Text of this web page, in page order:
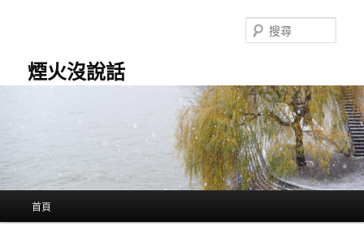
煙火沒說話
尋
首頁